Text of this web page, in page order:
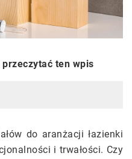
ten wpis
do aranżacji łazienki
i trwałości. Czy